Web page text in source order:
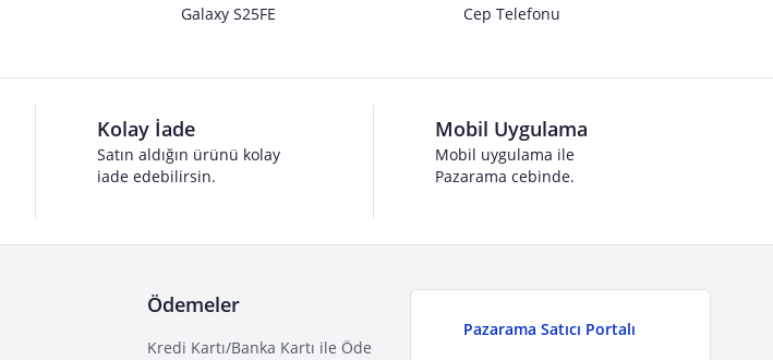
Galaxy S25FE
Cep Telefonu
Kolay İade
Satın aldığın ürünü kolay
iade edebilirsin.
Mobil Uygulama
Mobil uygulama ile
Pazarama cebinde.
Ödemeler
Kredi Kartı/Banka Kartı ile Öde
Pazarama Satıcı Portalı